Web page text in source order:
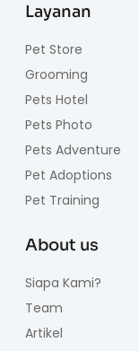
Layanan
Pet Store
Grooming
Pets Hotel
Pets Photo
Pets Adventure
Pet Adoptions
Pet Training
About us
Siapa Kami?
Team
Artikel